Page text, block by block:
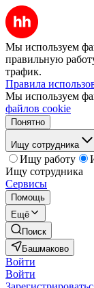
Мы используем
правильную
трафик.
Правила
Мы используем
файлов cookie
Понятно
Ищу сотрудника
Ищу работу
Ищу сотрудника
Сервисы
Помощь
Ещё
Поиск
Башмаково
Войти
Войти